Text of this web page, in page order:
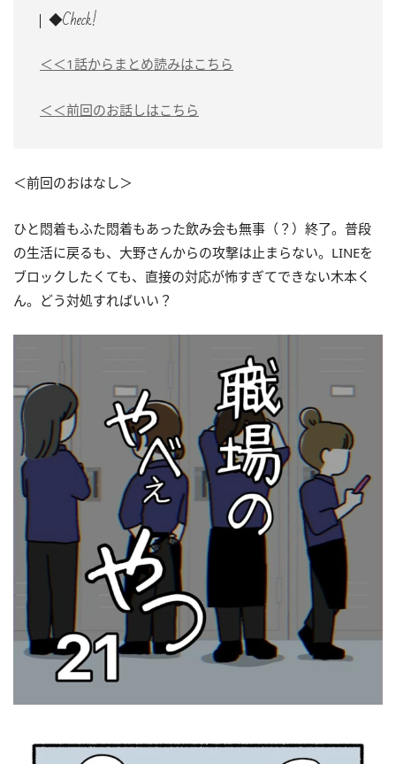
◆Check!
＜＜1話からまとめ読みはこちら
＜＜前回のお話しはこちら
＜前回のおはなし＞
ひと悶着もふた悶着もあった飲み会も無事（？）終了。普段
の生活に戻るも、大野さんからの攻撃は止まらない。LINEを
ブロックしたくても、直接の対応が怖すぎてできない木本く
ん。どう対処すればいい？